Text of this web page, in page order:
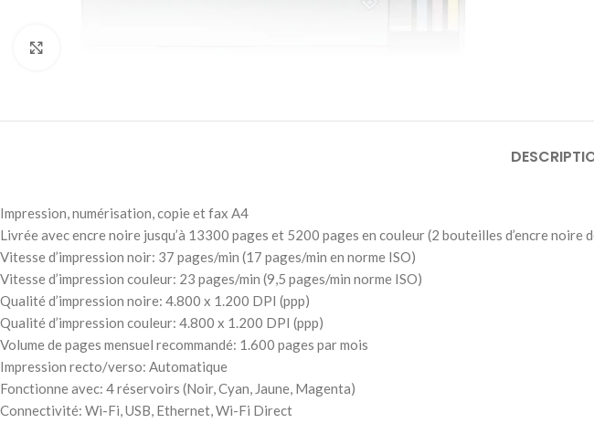
Impression, numérisation, copie et fax A4
Livrée avec encre noire jusqu’à 13300 pages et 5200 pages en couleur (2 bouteilles d’encre
Vitesse d’impression noir: 37 pages/min (17 pages/min en norme ISO)
Vitesse d’impression couleur: 23 pages/min (9,5 pages/min norme ISO)
Qualité d’impression noire: 4.800 x 1.200 DPI (ppp)
Qualité d’impression couleur: 4.800 x 1.200 DPI (ppp)
Volume de pages mensuel recommandé: 1.600 pages par mois
Impression recto/verso: Automatique
Fonctionne avec: 4 réservoirs (Noir, Cyan, Jaune, Magenta)
Connectivité: Wi-Fi, USB, Ethernet, Wi-Fi Direct